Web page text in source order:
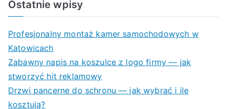
Ostatnie wpisy
Profesjonalny montaż kamer samochodowych w
Katowicach
Zabawny napis na koszulce z logo firmy — jak
stworzyć hit reklamowy
Drzwi pancerne do schronu — jak wybrać i ile
kosztują?